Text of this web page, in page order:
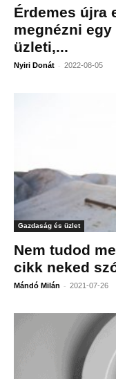
Érdemes újra
megnézni
üzleti,...
Nyiri Donát - 2022-08-05
Gazdaság és üzlet
Nem tudod
cikk neked
Mándó Milán - 2021-07-26